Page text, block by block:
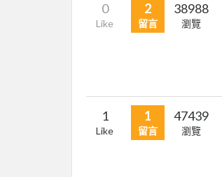
0
Like
2
留言
38988
瀏覽
1
Like
1
留言
47439
瀏覽